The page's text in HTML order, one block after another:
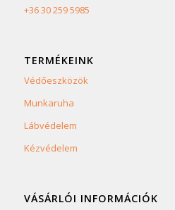
+36 30 259 5985
TERMÉKEINK
Védőeszközök
Munkaruha
Lábvédelem
Kézvédelem
VÁSÁRLÓI INFORMÁCIÓK